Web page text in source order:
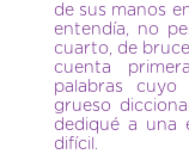
de sus manos
entendía, no
cuarto, de
cuenta
palabras cuyo
grueso
dediqué a una
difícil.